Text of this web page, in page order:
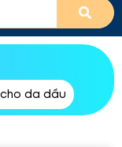
cho da dầu